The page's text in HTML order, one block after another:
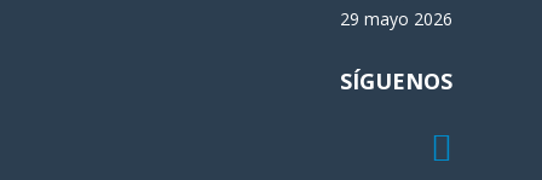
29 mayo 2026
SÍGUENOS